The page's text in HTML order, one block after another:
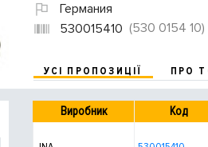
Германия
530015410 (530 0154 10)
УСІ ПРОПОЗИЦІЇ ПРО
Виробник Код